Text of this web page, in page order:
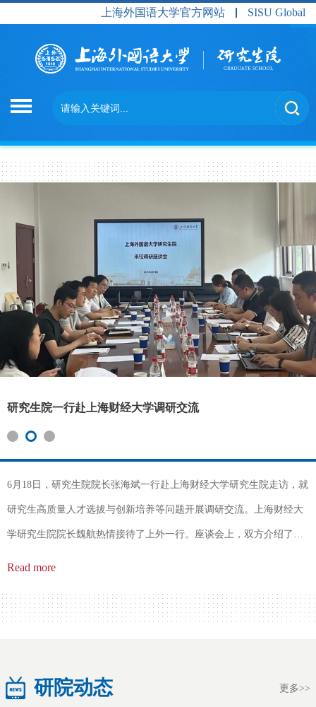
上海外国语大学官方网站 SISU Global
研究生院一行赴上海财经大学调研交流
6月18日，研究生院院长张海斌一行赴上海财经大学研究生院走访，就
研究生高质量人才选拔与创新培养等问题开展调研交流。上海财经大
学研究生院院长魏航热情接待了上外一行。座谈会上，双方介绍了各
深入交流。上财研究生院副院长韩云炜、徐键、杜斌，上外研究生院
Read more
研院动态 更多>>